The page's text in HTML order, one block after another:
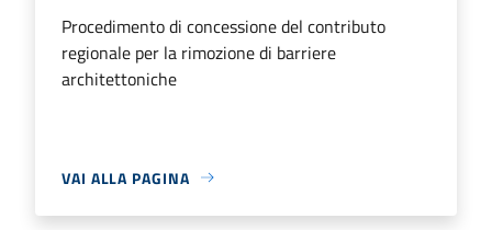
Procedimento di concessione del contributo
regionale per la rimozione di barriere
architettoniche
VAI ALLA PAGINA